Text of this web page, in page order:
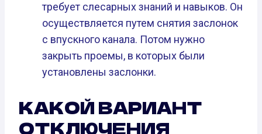
требует слесарных знаний и навыков. Он
осуществляется путем снятия заслонок
с впускного канала. Потом нужно
закрыть проемы, в которых были
установлены заслонки.
КАКОЙ ВАРИАНТ
ОТКЛЮЧЕНИЯ